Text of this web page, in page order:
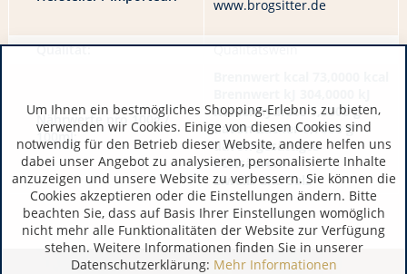
www.brogsitter.de
Qualität: Qualitätswein
Nährwerte pro 100g /
100ml:
Kohlenhydrate 1,3000 g
davon Zucker 0,7000 g
davon gesättigte
Fettsäuren
Eiweiß und Salz
Um Ihnen ein bestmögliches Shopping-Erlebnis zu bieten,
verwenden wir Cookies. Einige von diesen Cookies sind
notwendig für den Betrieb dieser Website, andere helfen uns
dabei unser Angebot zu analysieren, personalisierte Inhalte
anzuzeigen und unsere Website zu verbessern. Sie können die
Cookies akzeptieren oder die Einstellungen ändern. Bitte
beachten Sie, dass auf Basis Ihrer Einstellungen womöglich
nicht mehr alle Funktionalitäten der Website zur Verfügung
stehen. Weitere Informationen finden Sie in unserer
Datenschutzerklärung: Mehr Informationen